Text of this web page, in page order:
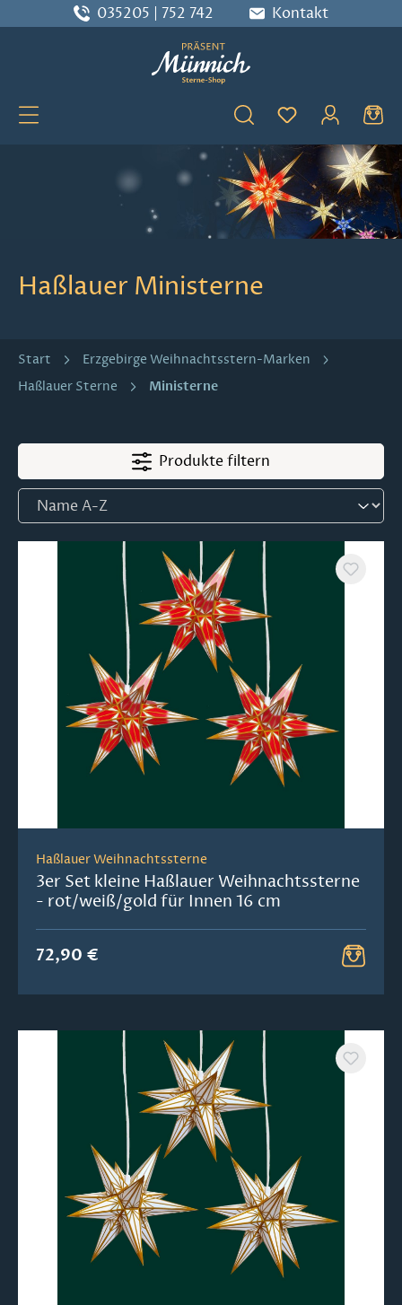
Zum Hauptinhalt springen
035205 | 752 742 Kontakt
Du hast 0
Haßlauer Ministerne
Start
Erzgebirge Weihnachtsstern-Marken
Haßlauer Sterne
Ministerne
Produkte filtern
Haßlauer Weihnachtssterne
3er Set kleine Haßlauer Weihnachtssterne
- rot/weiß/gold für Innen 16 cm
72,90 €